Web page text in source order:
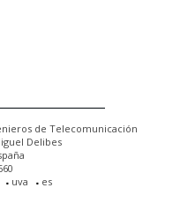
de Telecomunicación
Delibes
uva es